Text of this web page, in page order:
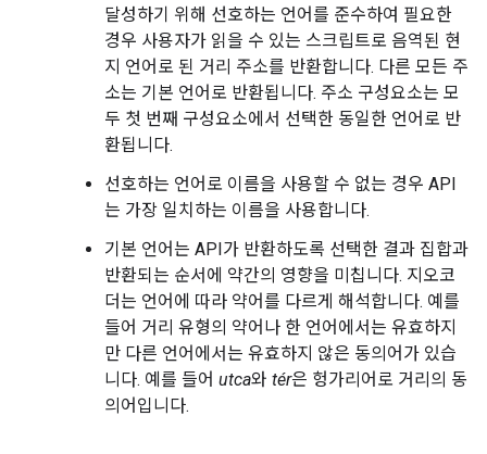
달성하기 위해 선호하는 언어를 준수하여 필요한
경우 사용자가 읽을 수 있는 스크립트로 음역된 현
지 언어로 된 거리 주소를 반환합니다. 다른 모든 주
소는 기본 언어로 반환됩니다. 주소 구성요소는 모
두 첫 번째 구성요소에서 선택한 동일한 언어로 반
환됩니다.
선호하는 언어로 이름을 사용할 수 없는 경우 API
는 가장 일치하는 이름을 사용합니다.
기본 언어는 API가 반환하도록 선택한 결과 집합과
반환되는 순서에 약간의 영향을 미칩니다. 지오코
더는 언어에 따라 약어를 다르게 해석합니다. 예를
들어 거리 유형의 약어나 한 언어에서는 유효하지
만 다른 언어에서는 유효하지 않은 동의어가 있습
니다. 예를 들어 utca와 tér은 헝가리어로 거리의 동
의어입니다.